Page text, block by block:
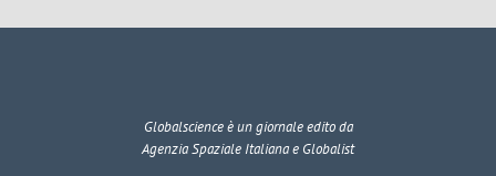
Globalscienceè un giornale edito da
Agenzia Spaziale Italiana e Globalist